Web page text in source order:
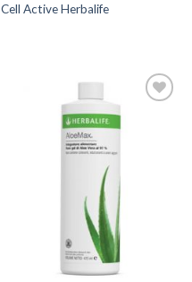
Cell Active Herbalife
ADD TO
WISHLIST